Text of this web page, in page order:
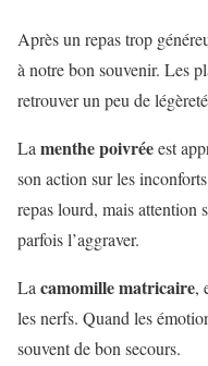
Après un repas trop
à notre bon souvenir. Les
retrouver un peu de
Lamenthe poivréeest
son action sur les
repas lourd, mais attention
parfois l’aggraver.
Lacamomille matricaire,
les nerfs. Quand les
souvent de bon secours.